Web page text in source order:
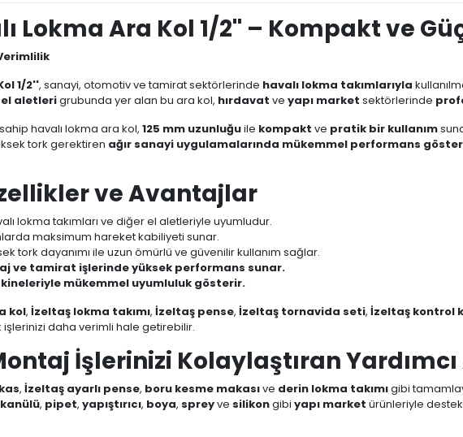
Lokma Ara Kol 1/2'' – Kompakt ve
1/2'', sanayi, otomotiv ve tamirat sektörlerinde havalı lokma takımlarıyla
aletlerigrubunda yer alan bu ara kol, hırdavat ve yapı market sektörlerinde
sahip havalı lokma ara kol, 125 mm uzunluğuile kompakt ve pratik bir kullanım
tork gerektiren ağır sanayi uygulamalarında mükemmel performans
ve Avantajlar
lokma takımları ve diğer el aletleriyle uyumludur.
maksimum hareket kabiliyeti sunar.
tork dayanımı ile uzun ömürlü ve güvenilir kullanım sağlar.
ve tamirat işlerinde yüksek performans sunar.
mükemmel uyumluluk gösterir.
kol, İzeltaş lokma takımı, İzeltaş pense, İzeltaş tornavida seti, İzeltaş kontrol
daha verimli hale getirebilir.
İşlerinizi Kolaylaştıran
, İzeltaş ayarlı pense, boru kesme makasıve derin lokma takımıgibi
, pipet, yapıştırıcı, boya, spreyve silikongibi yapı market ürünleriyle